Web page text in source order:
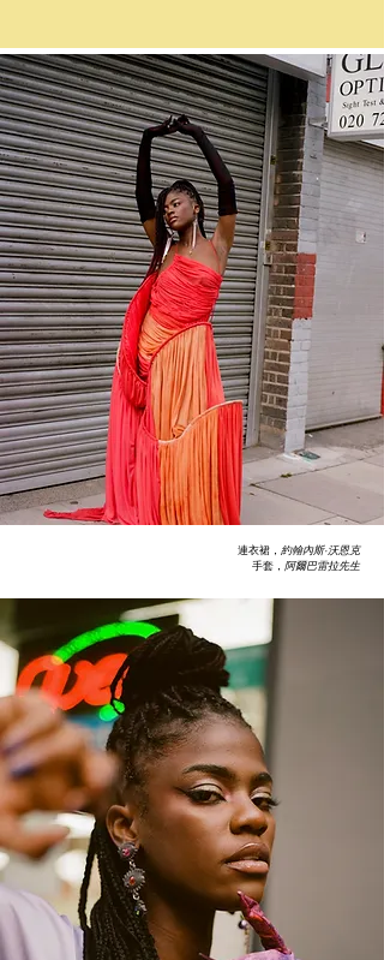
連衣裙， 約翰內斯·沃恩克
手套， 阿爾巴雷拉先生